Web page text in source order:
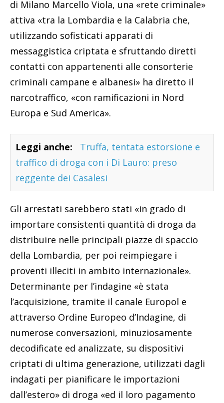
di Milano Marcello Viola, una «rete criminale»
attiva «tra la Lombardia e la Calabria che,
utilizzando sofisticati apparati di
messaggistica criptata e sfruttando diretti
contatti con appartenenti alle consorterie
criminali campane e albanesi» ha diretto il
narcotraffico, «con ramificazioni in Nord
Europa e Sud America».
Leggi anche:
Truffa, tentata estorsione e
traffico di droga con i Di Lauro: preso
reggente dei Casalesi
Gli arrestati sarebbero stati «in grado di
importare consistenti quantità di droga da
distribuire nelle principali piazze di spaccio
della Lombardia, per poi reimpiegare i
proventi illeciti in ambito internazionale».
Determinante per l’indagine «è stata
l’acquisizione, tramite il canale Europol e
attraverso Ordine Europeo d’Indagine, di
numerose conversazioni, minuziosamente
decodificate ed analizzate, su dispositivi
criptati di ultima generazione, utilizzati dagli
indagati per pianificare le importazioni
dall’estero» di droga «ed il loro pagamento